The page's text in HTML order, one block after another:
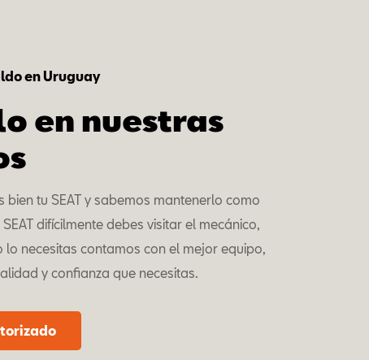
en Uruguay
en nuestras
bien tu SEAT y sabemos mantenerlo como
difícilmente debes visitar el mecánico,
lo necesitas contamos con el mejor equipo,
y confianza que necesitas.